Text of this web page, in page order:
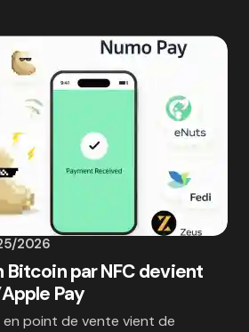
2026
Bitcoin par NFC devient
Pay
point de vente vient de